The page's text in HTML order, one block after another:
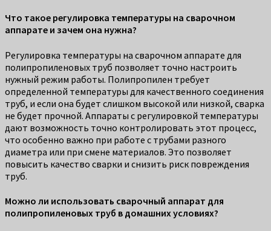
Что такое регулировка температуры на сварочном
аппарате и зачем она нужна?
Регулировка температуры на сварочном аппарате для
полипропиленовых труб позволяет точно настроить
нужный режим работы. Полипропилен требует
определенной температуры для качественного соединения
труб, и если она будет слишком высокой или низкой, сварка
не будет прочной. Аппараты с регулировкой температуры
дают возможность точно контролировать этот процесс,
что особенно важно при работе с трубами разного
диаметра или при смене материалов. Это позволяет
повысить качество сварки и снизить риск повреждения
труб.
Можно ли использовать сварочный аппарат для
полипропиленовых труб в домашних условиях?